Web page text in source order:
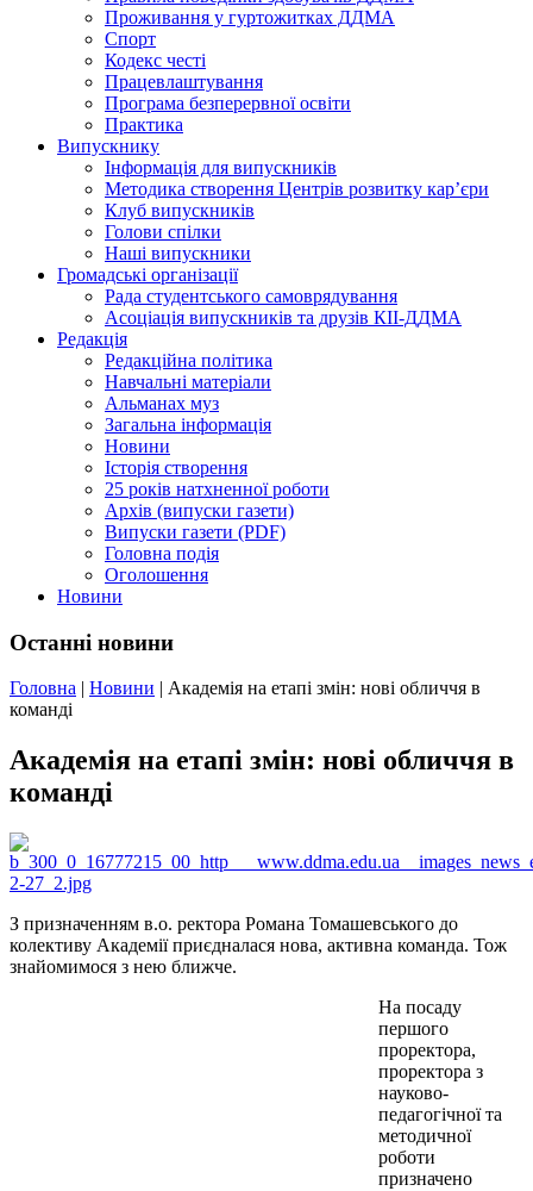
Проживання у гуртожитках ДДМА
Спорт
Кодекс честі
Працевлаштування
Програма безперервної освіти
Практика
Випускнику
Інформація для випускників
Методика створення Центрів розвитку кар’єри
Клуб випускників
Голови спілки
Наші випускники
Громадські організації
Рада студентського самоврядування
Асоціація випускників та друзів КІІ-ДДМА
Редакція
Редакційна політика
Навчальні матеріали
Альманах муз
Загальна інформація
Новини
Історія створення
25 років натхненної роботи
Архів (випуски газети)
Випуски газети (PDF)
Головна подія
Оголошення
Новини
Останні новини
Головна | Новини | Академія на етапі змін: нові обличчя в
команді
Академія на етапі змін: нові обличчя в
команді
З призначенням в.о. ректора Романа Томашевського до
колективу Академії приєдналася нова, активна команда. Тож
знайомимося з нею ближче.
На посаду
першого
проректора,
проректора з
науково-
педагогічної та
методичної
роботи
призначено